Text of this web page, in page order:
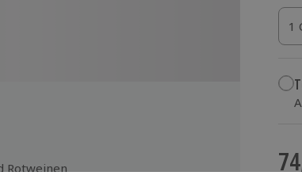
1
1
1
Rotweinen